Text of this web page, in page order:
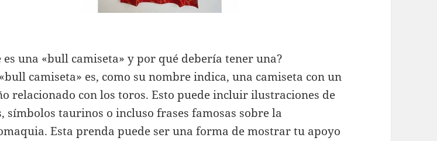
es una «bull camiseta» y por qué debería tener una?
camiseta» es, como su nombre indica, una camiseta con un
relacionado con los toros. Esto puede incluir ilustraciones de
símbolos taurinos o incluso frases famosas sobre la
Esta prenda puede ser una forma de mostrar tu apoyo